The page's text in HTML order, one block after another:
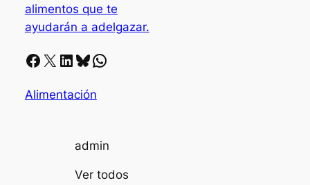
alimentos que te
ayudarán a adelgazar.
Facebook X LinkedIn Bluesky Whatsapp
Alimentación
admin
Ver todos